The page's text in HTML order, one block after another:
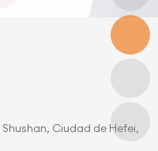
Ciudad de Hefei,